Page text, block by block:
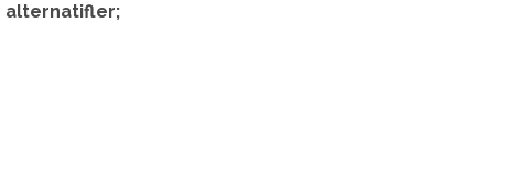
alternatifler;